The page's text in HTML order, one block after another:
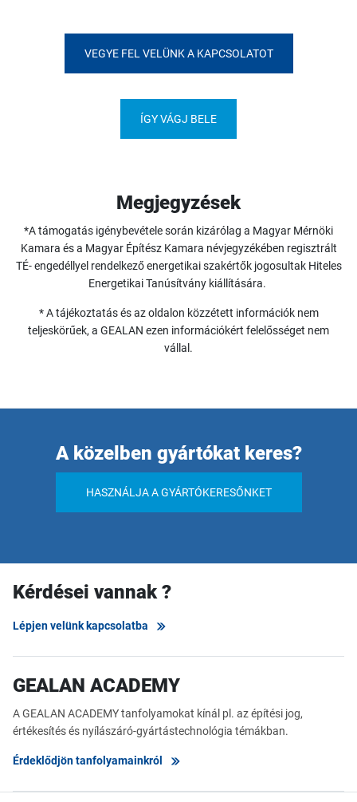
VEGYE FEL VELÜNK A KAPCSOLATOT
ÍGY VÁGJ BELE
Megjegyzések
*A támogatás igénybevétele során kizárólag a Magyar Mérnöki
Kamara és a Magyar Építész Kamara névjegyzékében regisztrált
TÉ- engedéllyel rendelkező energetikai szakértők jogosultak Hiteles
Energetikai Tanúsítvány kiállítására.
* A tájékoztatás és az oldalon közzétett információk nem
teljeskörűek, a GEALAN ezen információkért felelősséget nem
vállal.
A közelben gyártókat keres?
HASZNÁLJA A GYÁRTÓKERESŐNKET
Kérdései vannak ?
Lépjen velünk kapcsolatba
GEALAN ACADEMY
A GEALAN ACADEMY tanfolyamokat kínál pl. az építési jog,
értékesítés és nyílászáró-gyártástechnológia témákban.
Érdeklődjön tanfolyamainkról